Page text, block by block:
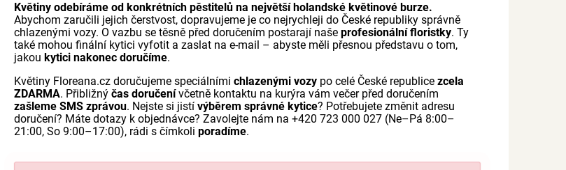
Květiny odebíráme od konkrétních pěstitelů na největší holandské květinové burze.
Abychom zaručili jejich čerstvost, dopravujeme je co nejrychleji do České republiky správně
chlazenými vozy. O vazbu se těsně před doručením postarají našeprofesionální floristky. Ty
také mohou finální kytici vyfotit a zaslat na e-mail – abyste měli přesnou představu o tom,
jakoukytici nakonec doručíme.
Květiny Floreana.cz doručujeme speciálnímichlazenými vozy po celé České republicezcela
ZDARMA. Přibližnýčas doručenívčetně kontaktu na kurýra vám večer před doručením
zašleme SMS zprávou. Nejste si jistívýběrem správné kytice? Potřebujete změnit adresu
doručení? Máte dotazy k objednávce? Zavolejte nám na +420 723 000 027 (Ne–Pá 8:00–
21:00, So 9:00–17:00), rádi s čímkoliporadíme.